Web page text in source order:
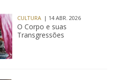
CULTURA | 14 ABR. 2026
O Corpo e suas
Transgressões